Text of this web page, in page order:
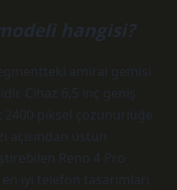
hangisi?
amiral gemisi
Cihaz 6,5 inç geniş
2400 piksel çözünürlüğe
açısından üstün
Reno 4 Pro
iyi telefon tasarımları